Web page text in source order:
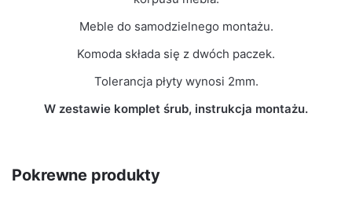
Meble do samodzielnego montażu.
Komoda składa się z dwóch paczek.
Tolerancja płyty wynosi 2mm.
W zestawie komplet śrub, instrukcja montażu.
Pokrewne produkty